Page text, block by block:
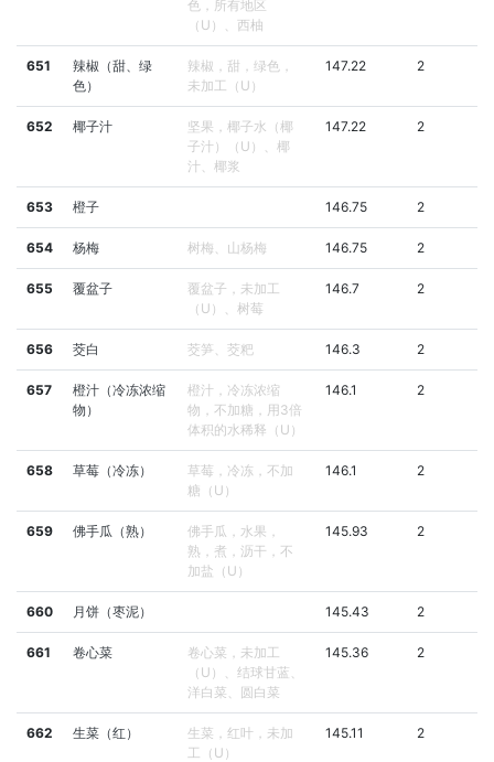
色，所有地区
（U）、西柚
651
辣椒（甜、绿
色）
辣椒，甜，绿色，
未加工（U）
147.22 2
652 椰子汁
坚果，椰子水（椰
子汁）（U）、椰
汁、椰浆
147.22 2
653 橙子 146.75 2
654 杨梅 树梅、山杨梅 146.75 2
655 覆盆子
覆盆子，未加工
（U）、树莓
146.7 2
656 茭白 茭笋、茭粑 146.3 2
657
橙汁（冷冻浓缩
物）
橙汁，冷冻浓缩
物，不加糖，用3倍
体积的水稀释（U）
146.1 2
658 草莓（冷冻）
草莓，冷冻，不加
糖（U）
146.1 2
659 佛手瓜（熟）
佛手瓜，水果，
熟，煮，沥干，不
加盐（U）
145.93 2
660 月饼（枣泥） 145.43 2
661 卷心菜
卷心菜，未加工
（U）、结球甘蓝、
洋白菜、圆白菜
145.36 2
662 生菜（红）
生菜，红叶，未加
工（U）
145.11 2